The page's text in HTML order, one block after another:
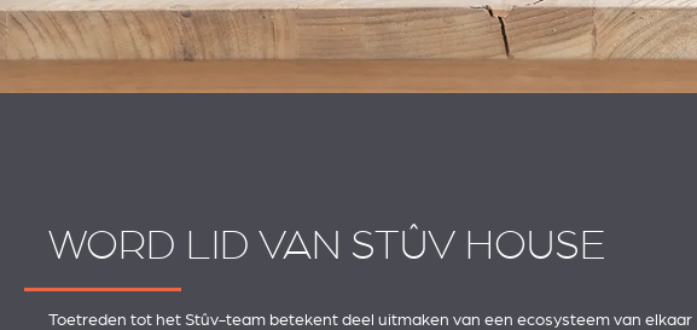
WORD LID VAN STÛV HOUSE
Toetreden tot het Stûv-team betekent deel uitmaken van een ecosysteem van elkaar